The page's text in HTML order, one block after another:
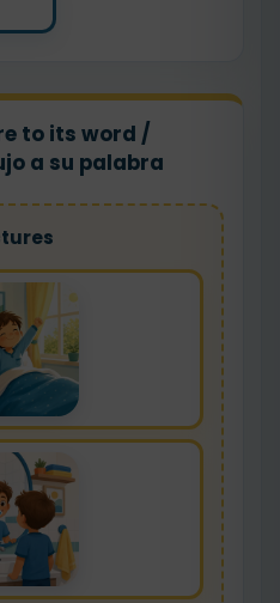
to its word /
a su palabra